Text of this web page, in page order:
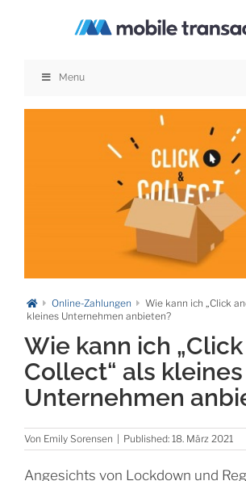
Menu
Online-Zahlungen
Wie kann ich „Click
kleines Unternehmen anbieten?
Wie kann ich
Collect“ als kleines
Unternehmen
Von Emily Sorensen | Published: 18. März 2021
Angesichts von Lockdown und